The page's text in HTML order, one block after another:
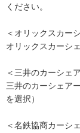
ください。
＜オリックスカー
オリックスカーシ
＜三井のカーシェ
三井のカーシェア
を選択）
＜名鉄協商カーシ